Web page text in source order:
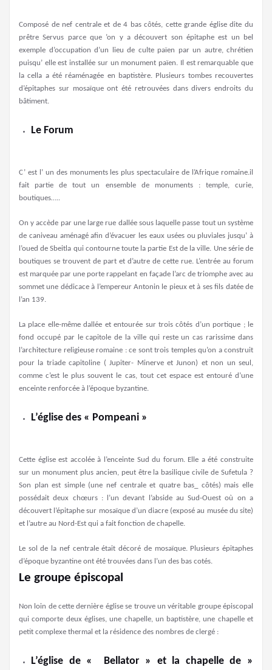
Composé de nef centrale et de 4 bas côtés, cette grande église dite du
prêtre Servus parce que ’on y a découvert son épitaphe est un bel
exemple d’occupation d’un lieu de culte païen par un autre, chrétien
puisqu’ elle est installée sur un monument païen. Il est remarquable que
la cella a été réaménagée en baptistère. Plusieurs tombes recouvertes
d’épitaphes sur mosaïque ont été retrouvées dans divers endroits du
bâtiment.
Le Forum
C’ est l’ un des monuments les plus spectaculaire de l’Afrique romaine.il
fait partie de tout un ensemble de monuments : temple, curie,
boutiques…..
On y accède par une large rue dallée sous laquelle passe tout un système
de caniveau aménagé afin d’évacuer les eaux usées ou pluviales jusqu’ à
l’oued de Sbeitla qui contourne toute la partie Est de la ville. Une série de
boutiques se trouvent de part et d’autre de cette rue. L’entrée au forum
est marquée par une porte rappelant en façade l’arc de triomphe avec au
sommet une dédicace à l’empereur Antonin le pieux et à ses fils datée de
l’an 139.
La place elle-même dallée et entourée sur trois côtés d’un portique ; le
fond occupé par le capitole de la ville qui reste un cas rarissime dans
l’architecture religieuse romaine : ce sont trois temples qu’on a construit
pour la triade capitoline ( Jupiter- Minerve et Junon) et non un seul,
comme c’est le plus souvent le cas, tout cet espace est entouré d’une
enceinte renforcée à l’époque byzantine.
L’église des « Pompeani »
Cette église est accolée à l’enceinte Sud du forum. Elle a été construite
sur un monument plus ancien, peut être la basilique civile de Sufetula ?
Son plan est simple (une nef centrale et quatre bas_ côtés) mais elle
possédait deux chœurs : l’un devant l’abside au Sud-Ouest où on a
découvert l’épitaphe sur mosaïque d’un diacre (exposé au musée du site)
et l’autre au Nord-Est qui a fait fonction de chapelle.
Le sol de la nef centrale était décoré de mosaïque. Plusieurs épitaphes
d’époque byzantine ont été trouvées dans l’un des bas cotés.
Le groupe épiscopal
Non loin de cette dernière église se trouve un véritable groupe épiscopal
qui comporte deux églises, une chapelle, un baptistère, une chapelle et
petit complexe thermal et la résidence des nombres de clergé :
L’église de « Bellator » et la chapelle de »